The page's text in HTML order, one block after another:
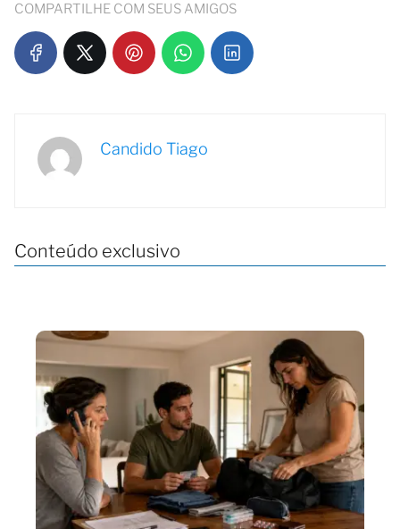
COMPARTILHE COM SEUS AMIGOS
Candido Tiago
Conteúdo exclusivo